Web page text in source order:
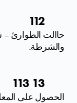
112
حاالت الطوارئ –
والشرطة.
13 113
الحصول على